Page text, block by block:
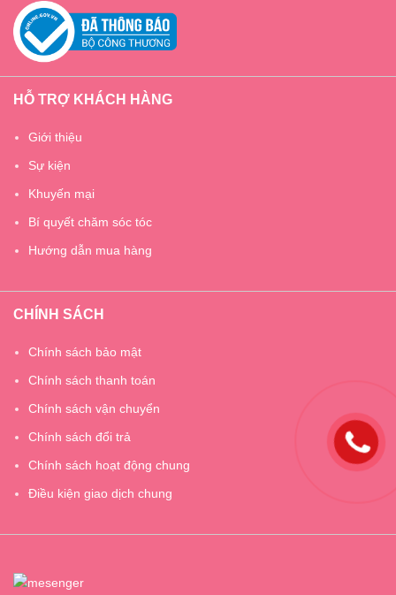
HỖ TRỢ KHÁCH HÀNG
Giới thiệu
Sự kiện
Khuyến mại
Bí quyết chăm sóc tóc
Hướng dẫn mua hàng
CHÍNH SÁCH
Chính sách bảo mật
Chính sách thanh toán
Chính sách vận chuyển
Chính sách đổi trả
Chính sách hoạt động chung
Điều kiện giao dịch chung